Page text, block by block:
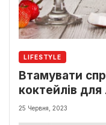
LIFESTYLE
Втамувати
коктейлів для
25 Червня, 2023